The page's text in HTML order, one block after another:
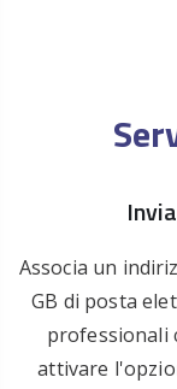
Associa un
GB di posta
professionali
attivare